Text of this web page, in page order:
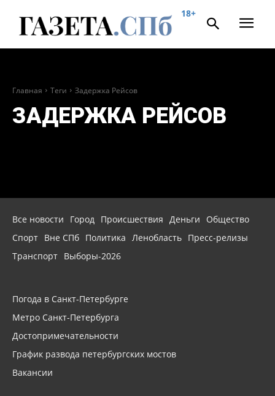
18+
Главная Теги Задержка Рейсов
ЗАДЕРЖКА РЕЙСОВ
Все новости Город Происшествия Деньги
Общество
Спорт Вне СПб Политика Ленобласть Пресс-релизы
Транспорт Выборы-2026
Погода в Санкт-Петербурге
Метро Санкт-Петербурга
Достопримечательности
График развода петербургских мостов
Вакансии